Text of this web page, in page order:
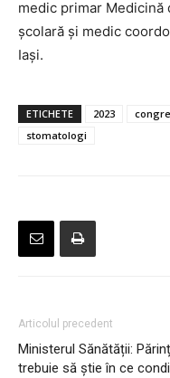
medic primar Medicină
școlară și medic
Iași.
ETICHETE 2023
stomatologi
Articolul precedent
Ministerul Sănătății:
trebuie să știe în ce